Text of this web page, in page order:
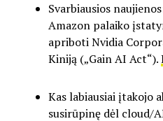
Svarbiausios
Amazon palaiko
apriboti Nvidia
Kiniją („Gain AI Act“).
Kas labiausiai įtakojo
susirūpinę dėl cloud/